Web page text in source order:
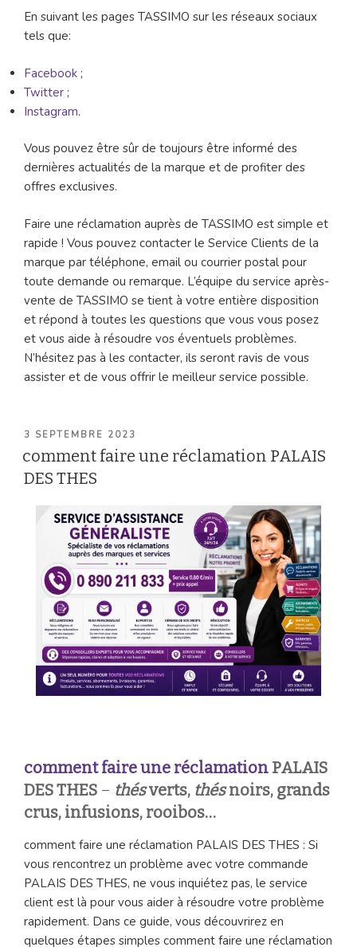
En suivant les pages TASSIMO sur les réseaux sociaux
tels que:
Facebook ;
Twitter ;
Instagram.
Vous pouvez être sûr de toujours être informé des
dernières actualités de la marque et de profiter des
offres exclusives.
Faire une réclamation auprès de TASSIMO est simple et
rapide ! Vous pouvez contacter le Service Clients de la
marque par téléphone, email ou courrier postal pour
toute demande ou remarque. L’équipe du service après-
vente de TASSIMO se tient à votre entière disposition
et répond à toutes les questions que vous vous posez
et vous aide à résoudre vos éventuels problèmes.
N’hésitez pas à les contacter, ils seront ravis de vous
assister et de vous offrir le meilleur service possible.
PUBLIÉ
3 SEPTEMBRE 2023
comment faire une réclamation PALAIS
DES THES
comment faire une réclamation PALAIS
DES THES – thésverts, thésnoirs, grands
crus, infusions, rooibos…
comment faire une réclamation PALAIS DES THES : Si
vous rencontrez un problème avec votre commande
PALAIS DES THES, ne vous inquiétez pas, le service
client est là pour vous aider à résoudre votre problème
rapidement. Dans ce guide, vous découvrirez en
quelques étapes simples comment faire une réclamation